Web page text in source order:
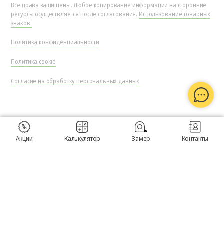
Все права защищены. Любое копирование информации на сторонние
ресурсы осуществляется после согласования. Использование товарных
знаков.
Политика конфиденциальности
Политика cookie
Согласие на обработку персональных данных
Акции Калькулятор Замер Контакты